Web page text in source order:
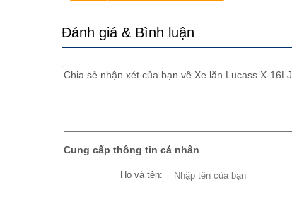
Đánh giá & Bình luận
Chia sẻ nhận xét của bạn về Xe lăn Lucass X-16LJ
Cung cấp thông tin cá nhân
Họ và tên: